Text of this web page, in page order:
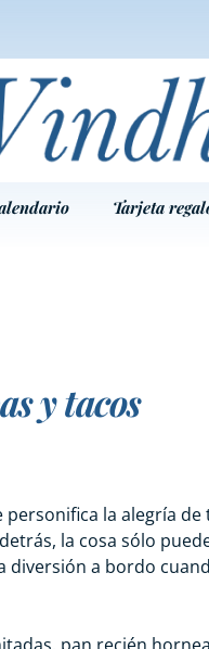
Tarjeta
y tacos
personifica la alegría de
la cosa sólo
diversión a bordo